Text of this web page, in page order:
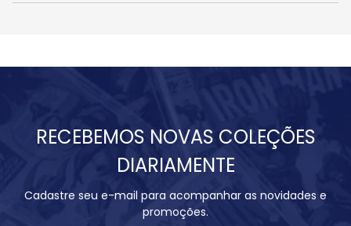
RECEBEMOS NOVAS COLEÇÕES
DIARIAMENTE
Cadastre seu e-mail para acompanhar as novidades e
promoções.